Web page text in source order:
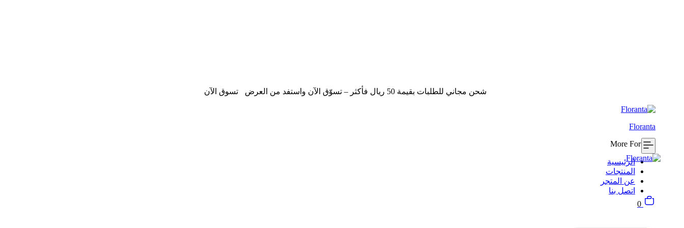
شحن مجاني للطلبات بقيمة 50 ريال فأكثر – تسوّق الآن واستفد من العرض تسوق الآن
Floranta
More For You
الرئيسية
المنتجات
عن المتجر
اتصل بنا
0